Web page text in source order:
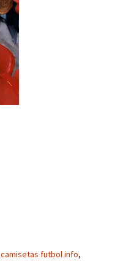
camisetas futbol info,